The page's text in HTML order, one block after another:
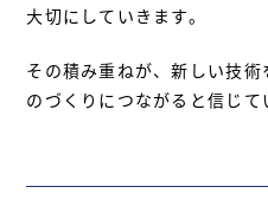
大切にしていきます。
その積み重ねが、新しい技
のづくりにつながると信じて